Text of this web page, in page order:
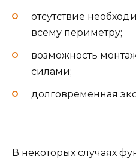
отсутствие
всему периметру;
возможность
силами;
долговременная
В некоторых случаях